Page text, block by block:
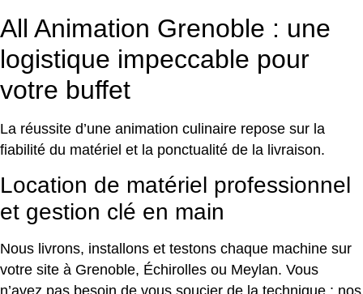
All Animation Grenoble : une
logistique impeccable pour
votre buffet
La réussite d’une animation culinaire repose sur la
fiabilité du matériel et la ponctualité de la livraison.
Location de matériel professionnel
et gestion clé en main
Nous livrons, installons et testons chaque machine sur
votre site à Grenoble, Échirolles ou Meylan. Vous